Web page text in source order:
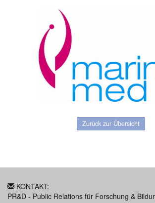
Zurück zur Übersicht
KONTAKT:
PR&D - Public Relations für Forschung &